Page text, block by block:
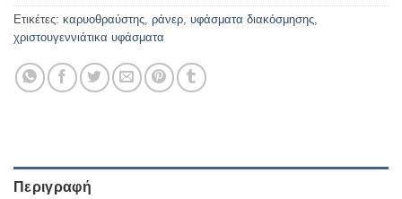
Ετικέτες: καρυοθραύστης, ράνερ, υφάσματα διακόσμησης,
χριστουγεννιάτικα υφάσματα
Περιγραφή